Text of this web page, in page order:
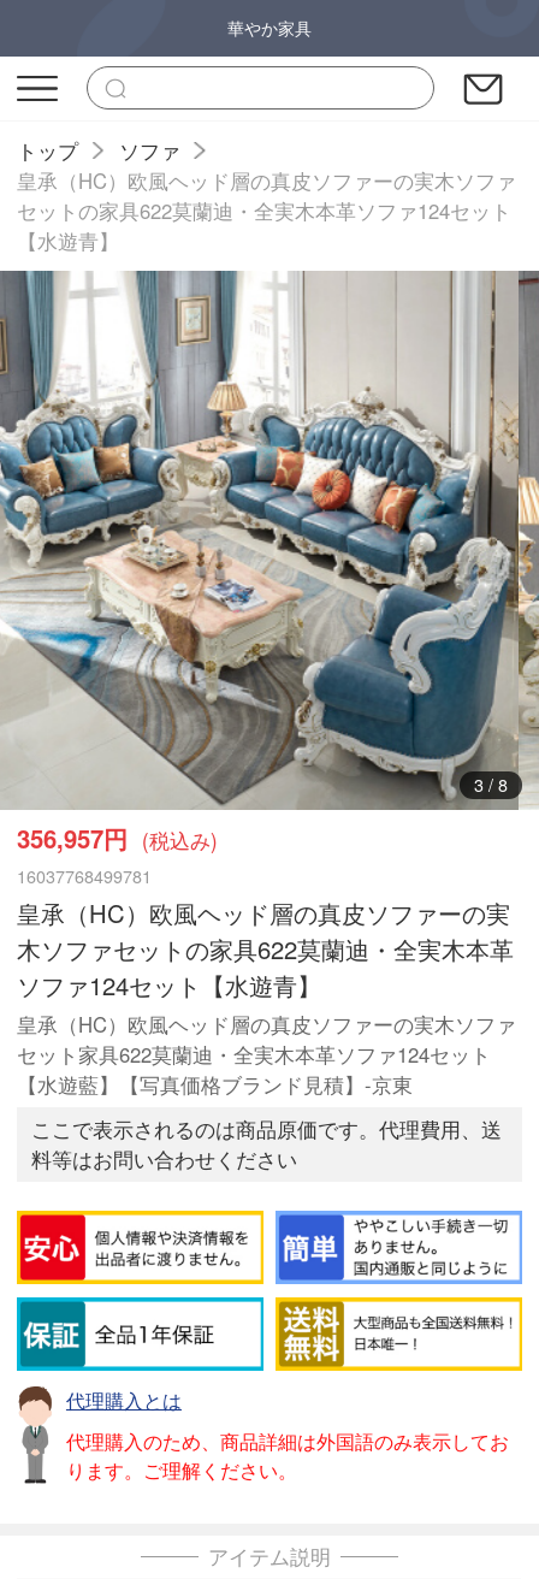
華やか家具
トップ
ソファ
皇承（HC）欧風ヘッド層の真皮ソファーの実木ソファ
セットの家具622莫蘭迪・全実木本革ソファ124セット
【水遊青】
3/ 8
356,957円 (税込み)
16037768499781
皇承（HC）欧風ヘッド層の真皮ソファーの実
木ソファセットの家具622莫蘭迪・全実木本革
ソファ124セット【水遊青】
皇承（HC）欧風ヘッド層の真皮ソファーの実木ソファ
セット家具622莫蘭迪・全実木本革ソファ124セット
【水遊藍】【写真価格ブランド見積】-京東
ここで表示されるのは商品原価です。代理費用、送
料等はお問い合わせください
代理購入とは
代理購入のため、商品詳細は外国語のみ表示してお
ります。ご理解ください。
アイテム説明